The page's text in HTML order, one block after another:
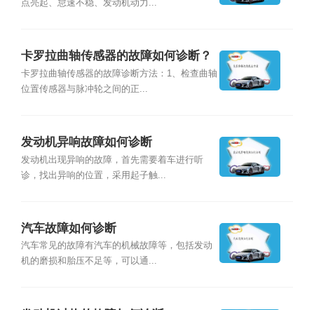
点亮起、怠速不稳、发动机动力...
卡罗拉曲轴传感器的故障如何诊断？
卡罗拉曲轴传感器的故障诊断方法：1、检查曲轴
位置传感器与脉冲轮之间的正...
发动机异响故障如何诊断
发动机出现异响的故障，首先需要着车进行听
诊，找出异响的位置，采用起子触...
汽车故障如何诊断
汽车常见的故障有汽车的机械故障等，包括发动
机的磨损和胎压不足等，可以通...